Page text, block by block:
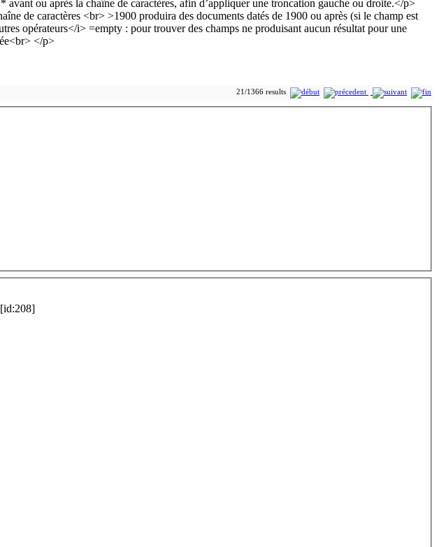
21/1366 results
[id:208]